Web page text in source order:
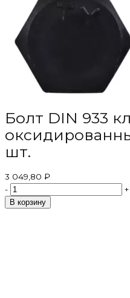
Болт DIN 933
шт.
3 049,80 ₽
-
+
В корзину